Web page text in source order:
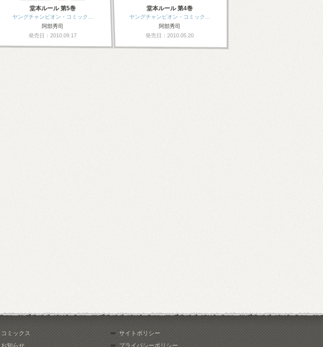
堂本ルール 第5巻
ヤングチャンピオン・コミック…
阿部秀司
発売日：2010.09.17
堂本ルール 第4巻
ヤングチャンピオン・コミック…
阿部秀司
発売日：2010.05.20
コミックス
お知らせ
サイトポリシー
プライバシーポリシー